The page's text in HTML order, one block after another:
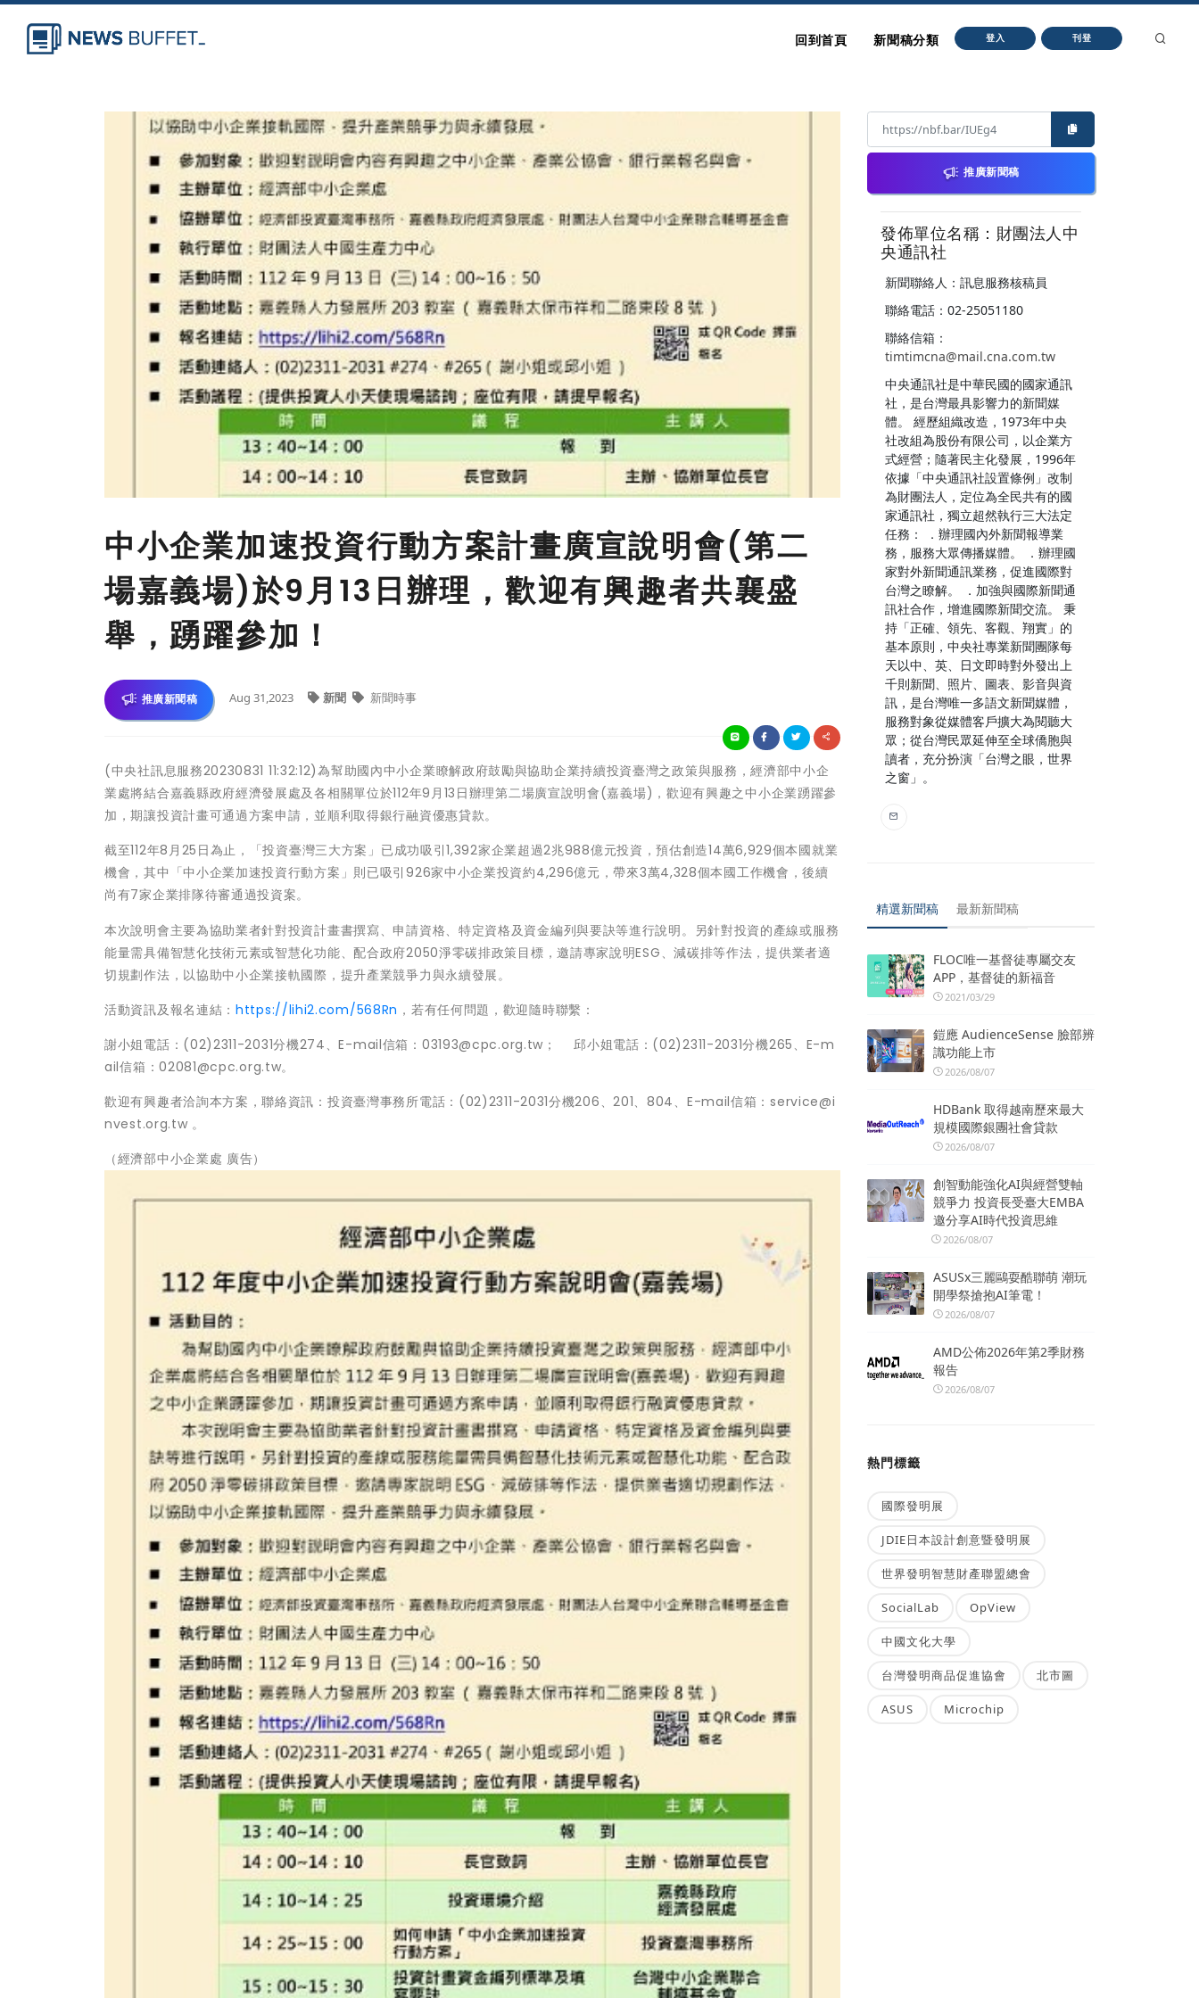
回到首頁 新聞稿分類 登入 刊登
中小企業加速投資行動方案計畫廣宣說明會(第二
場嘉義場)於9月13日辦理，歡迎有興趣者共襄盛
舉，踴躍參加！
推廣新聞稿 Aug 31,2023 新聞 新聞時事
(中央社訊息服務20230831 11:32:12)為幫助國內中小企業瞭解政府鼓勵與協助企業持續投資臺灣之政策與服務，經濟部中小企
業處將結合嘉義縣政府經濟發展處及各相關單位於112年9月13日辦理第二場廣宣說明會(嘉義場)，歡迎有興趣之中小企業踴躍參
加，期讓投資計畫可通過方案申請，並順利取得銀行融資優惠貸款。
截至112年8月25日為止，「投資臺灣三大方案」已成功吸引1,392家企業超過2兆988億元投資，預估創造14萬6,929個本國就業
機會，其中「中小企業加速投資行動方案」則已吸引926家中小企業投資約4,296億元，帶來3萬4,328個本國工作機會，後續
尚有7家企業排隊待審通過投資案。
本次說明會主要為協助業者針對投資計畫書撰寫、申請資格、特定資格及資金編列與要訣等進行說明。另針對投資的產線或服務
能量需具備智慧化技術元素或智慧化功能、配合政府2050淨零碳排政策目標，邀請專家說明ESG、減碳排等作法，提供業者適
切規劃作法，以協助中小企業接軌國際，提升產業競爭力與永續發展。
活動資訊及報名連結： https://lihi2.com/568Rn ，若有任何問題，歡迎隨時聯繫：
謝小姐電話：(02)2311-2031分機274、E-mail信箱：03193@cpc.org.tw； 邱小姐電話：(02)2311-2031分機265、E-m
ail信箱：02081@cpc.org.tw。
歡迎有興趣者洽詢本方案，聯絡資訊：投資臺灣事務所電話：(02)2311-2031分機206、201、804、E-mail信箱：service@i
nvest.org.tw 。
（經濟部中小企業處 廣告）
推廣新聞稿
發佈單位名稱：財團法人中
央通訊社
新聞聯絡人：訊息服務核稿員
聯絡電話：02-25051180
聯絡信箱：
timtimcna@mail.cna.com.tw
中央通訊社是中華民國的國家通訊
社，是台灣最具影響力的新聞媒
體。 經歷組織改造，1973年中央
社改組為股份有限公司，以企業方
式經營；隨著民主化發展，1996年
依據「中央通訊社設置條例」改制
為財團法人，定位為全民共有的國
家通訊社，獨立超然執行三大法定
任務： ．辦理國內外新聞報導業
務，服務大眾傳播媒體。 ．辦理國
家對外新聞通訊業務，促進國際對
台灣之瞭解。 ．加強與國際新聞通
訊社合作，增進國際新聞交流。 秉
持「正確、領先、客觀、翔實」的
基本原則，中央社專業新聞團隊每
天以中、英、日文即時對外發出上
千則新聞、照片、圖表、影音與資
訊，是台灣唯一多語文新聞媒體，
服務對象從媒體客戶擴大為閱聽大
眾；從台灣民眾延伸至全球僑胞與
讀者，充分扮演「台灣之眼，世界
之窗」。
精選新聞稿 最新新聞稿
FLOC唯一基督徒專屬交友
APP，基督徒的新福音
2021/03/29
鎧應 AudienceSense 臉部辨
識功能上市
2026/08/07
HDBank 取得越南歷來最大
規模國際銀團社會貸款
2026/08/07
創智動能強化AI與經營雙軸
競爭力 投資長受臺大EMBA
邀分享AI時代投資思維
2026/08/07
ASUSx三麗鷗耍酷聯萌 潮玩
開學祭搶抱AI筆電！
2026/08/07
AMD公佈2026年第2季財務
報告
2026/08/07
熱門標籤
國際發明展
JDIE日本設計創意暨發明展
世界發明智慧財產聯盟總會
SocialLab OpView
中國文化大學
台灣發明商品促進協會 北市圖
ASUS Microchip